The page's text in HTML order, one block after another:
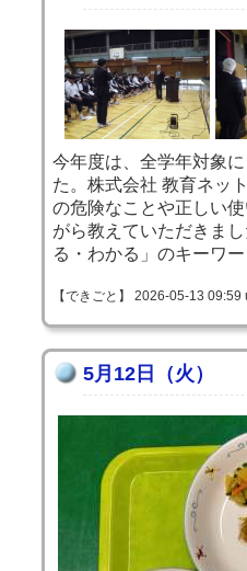
今年度は、全学年対象
た。株式会社 教育ネッ
の危険なことや正しい
がら教えていただきま
る・わかる」のキーワ
【できごと】 2026-05-13
5月12日（火）